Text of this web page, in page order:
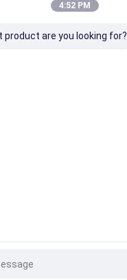
4:52 PM
product are you looking for?